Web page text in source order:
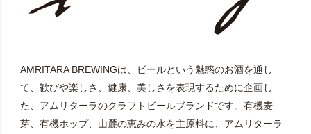
AMRITARA BREWINGは、ビールという魅惑のお酒を通し
て、歓びや楽しさ、健康、美しさを表現するために企画し
た、アムリターラのクラフトビールブランドです。有機麦
芽、有機ホップ、山麓の恵みの水を主原料に、アムリターラ